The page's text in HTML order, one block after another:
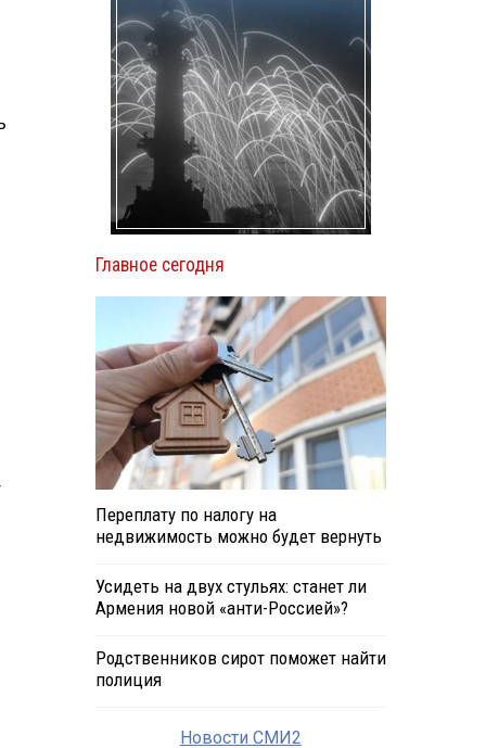
Главное сегодня
Переплату по налогу на
недвижимость можно будет вернуть
Усидеть на двух стульях: станет ли
Армения новой «анти-Россией»?
Родственников сирот поможет найти
полиция
Новости СМИ2